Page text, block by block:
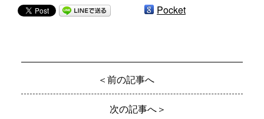
Pocket
＜前の記事へ
次の記事へ＞